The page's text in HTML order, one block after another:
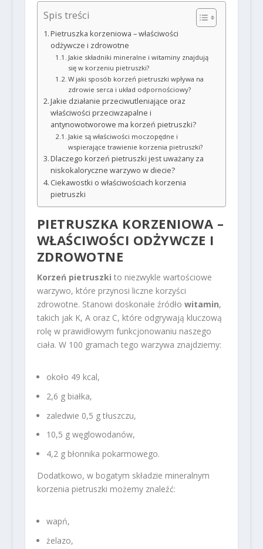
Spis treści
Pietruszka korzeniowa – właściwości
odżywcze i zdrowotne
Jakie składniki mineralne i witaminy znajdują
się w korzeniu pietruszki?
W jaki sposób korzeń pietruszki wpływa na
zdrowie serca i układ odpornościowy?
Jakie działanie przeciwutleniające oraz
właściwości przeciwzapalne i
antynowotworowe ma korzeń pietruszki?
Jakie są właściwości moczopędne i
wspierające trawienie korzenia pietruszki?
Dlaczego korzeń pietruszki jest uważany za
niskokaloryczne warzywo w diecie?
Ciekawostki o właściwościach korzenia
pietruszki
PIETRUSZKA KORZENIOWA –
WŁAŚCIWOŚCI ODŻYWCZE I
ZDROWOTNE
Korzeń pietruszki to niezwykle wartościowe
warzywo, które przynosi liczne korzyści
zdrowotne. Stanowi doskonałe źródło witamin,
takich jak K, A oraz C, które odgrywają kluczową
rolę w prawidłowym funkcjonowaniu naszego
ciała. W 100 gramach tego warzywa znajdziemy:
około 49 kcal,
2,6 g białka,
zaledwie 0,5 g tłuszczu,
10,5 g węglowodanów,
4,2 g błonnika pokarmowego.
Dodatkowo, w bogatym składzie mineralnym
korzenia pietruszki możemy znaleźć:
wapń,
żelazo,